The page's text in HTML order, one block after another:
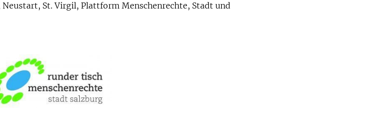
Neustart, St. Virgil, Plattform Menschenrechte, Stadt und